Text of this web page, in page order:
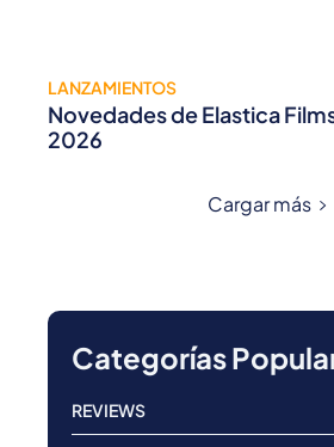
LANZAMIENTOS
Novedades de Elastica
2026
Cargar más
Categorías
REVIEWS